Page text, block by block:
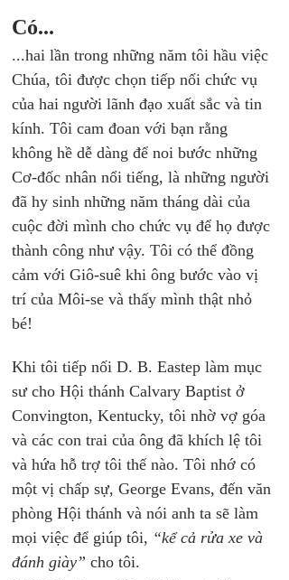
Có...
...hai lần trong những năm tôi hầu việc
Chúa, tôi được chọn tiếp nối chức vụ
của hai người lãnh đạo xuất sắc và tin
kính. Tôi cam đoan với bạn rằng
không hề dễ dàng để noi bước những
Cơ-đốc nhân nổi tiếng, là những người
đã hy sinh những năm tháng dài của
cuộc đời mình cho chức vụ để họ được
thành công như vậy. Tôi có thể đồng
cảm với Giô-suê khi ông bước vào vị
trí của Môi-se và thấy mình thật nhỏ
bé!
Khi tôi tiếp nối D. B. Eastep làm mục
sư cho Hội thánh Calvary Baptist ở
Convington, Kentucky, tôi nhờ vợ góa
và các con trai của ông đã khích lệ tôi
và hứa hỗ trợ tôi thế nào. Tôi nhớ có
một vị chấp sự, George Evans, đến văn
phòng Hội thánh và nói anh ta sẽ làm
mọi việc để giúp tôi, “kể cả rửa xe và
đánh giày” cho tôi.